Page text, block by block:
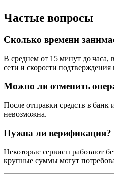
Частые вопросы
Сколько времени
В среднем от 15 минут до часа,
сети и скорости подтверждения
Можно ли отменить
После отправки средств в
невозможна.
Нужна ли верификация?
Некоторые сервисы работают
крупные суммы могут